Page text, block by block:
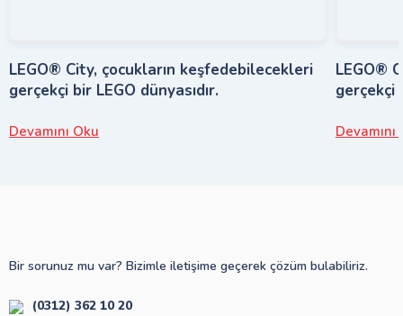
LEGO® City, çocukların keşfedebilecekleri
gerçekçi bir LEGO dünyasıdır.
Devamını Oku
LEGO®
gerçekçi
Devamını
Bir sorunuz mu var? Bizimle iletişime geçerek çözüm bulabiliriz.
(0312) 362 10 20